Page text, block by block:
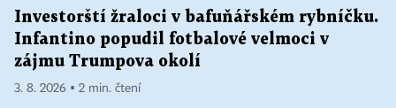
Investorští žraloci v bafuňářském rybníčku.
Infantino popudil fotbalové velmoci v
zájmu Trumpova okolí
3. 8. 2026 ▪ 2 min. čtení